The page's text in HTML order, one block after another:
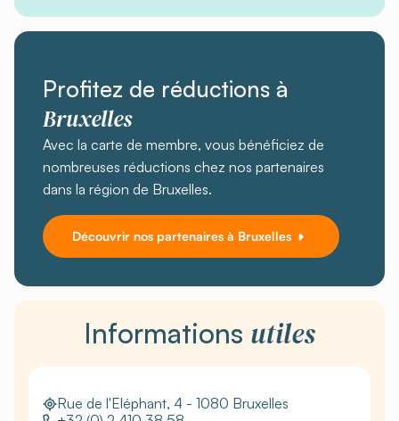
Profitez de réductions à
Bruxelles
Avec la carte de membre, vous bénéficiez de
nombreuses réductions chez nos partenaires
dans la région de Bruxelles.
Découvrir nos partenaires à Bruxelles
Informations utiles
Rue de l'Eléphant, 4 - 1080 Bruxelles